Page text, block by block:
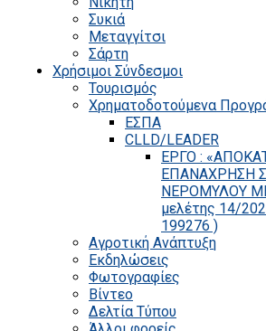
Συκιά
Μεταγγίτσι
Σάρτη
Χρήσιμοι Σύνδεσμοι
Τουρισμός
Χρηματοδοτούμενα
ΕΣΠΑ
CLLD/LEADER
ΕΡΓΟ :
ΕΠΑΝΑΧΡΗΣΗ
ΝΕΡΟΜΥΛΟΥ
μελέτης 14/
199276 )
Αγροτική Ανάπτυξη
Εκδηλώσεις
Φωτογραφίες
Βίντεο
Δελτία Τύπου